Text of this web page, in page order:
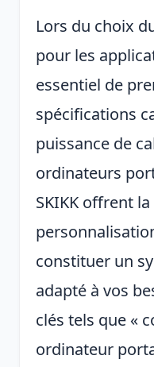
Lors du choix
pour les
essentiel de
spécifications
puissance de
ordinateurs
SKIKK offrent
constituer un
adapté à vos
clés tels que «
ordinateur